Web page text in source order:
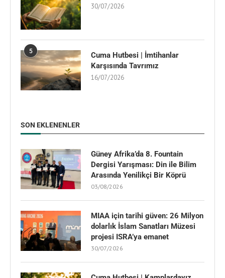
30/07/2026
5
Cuma Hutbesi | İmtihanlar
Karşısında Tavrımız
16/07/2026
SON EKLENENLER
Güney Afrika’da 8. Fountain
Dergisi Yarışması: Din ile Bilim
Arasında Yenilikçi Bir Köprü
03/08/2026
MIAA için tarihi güven: 26 Milyon
dolarlık İslam Sanatları Müzesi
projesi ISRA’ya emanet
30/07/2026